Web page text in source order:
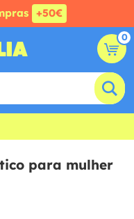
+50€
0
para mulher